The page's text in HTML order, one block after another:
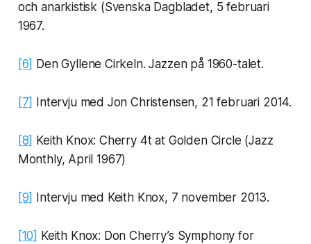
och anarkistisk (Svenska Dagbladet, 5 februari
1967.
[6] Den Gyllene Cirkeln. Jazzen på 1960-talet.
[7] Intervju med Jon Christensen, 21 februari 2014.
[8] Keith Knox: Cherry 4t at Golden Circle (Jazz
Monthly, April 1967)
[9] Intervju med Keith Knox, 7 november 2013.
[10] Keith Knox: Don Cherry’s Symphony for